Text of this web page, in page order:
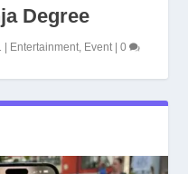
Degree
Entertainment, Event|0